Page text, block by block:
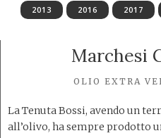
2013 2016 2017
Marchesi
OLIO EXTRA
La Tenuta Bossi, avendo un
all’olivo, ha sempre prodotto